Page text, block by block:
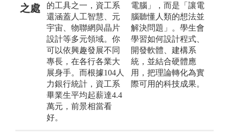
之處
的工具之一，資工系
還涵蓋人工智慧、元
宇宙、物聯網與晶片
設計等多元領域。你
可以依興趣發展不同
專長，在各行各業大
展身手。而根據104人
力銀行統計，資工系
畢業生平均起薪達4.4
萬元，前景相當看
好。
電腦」，而是「讓電
腦聽懂人類的想法並
解決問題」。學生會
學習如何設計程式、
開發軟體、建構系
統，並結合硬體應
用，把理論轉化為實
際可用的科技成果。